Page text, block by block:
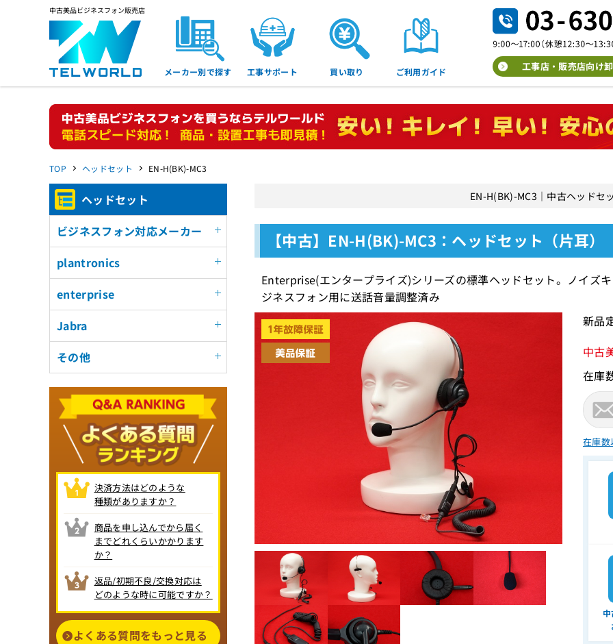
中古美品ビジネスフォン販売店
メーカー別で探す 工事サポート 買い取り ご利用ガイド 工事店・販売店向け
TOP ヘッドセット EN-H(BK)-MC3
EN-H(BK)-MC3｜中古ヘッドセ
【中古】EN-H(BK)-MC3：ヘッドセット（片耳）
Enterprise(エンタープライズ)シリーズの標準ヘッドセット。ノイズ
ジネスフォン用に送話音量調整済み
新品
中古
在庫
在庫数
ヘッドセット
ビジネスフォン対応メーカー
plantronics
enterprise
Jabra
その他
決済方法はどのような
種類がありますか？
商品を申し込んでから届く
までどれくらいかかります
か？
返品/初期不良/交換対応は
どのような時に可能ですか？
よくある質問をもっと見る